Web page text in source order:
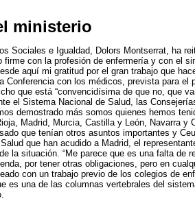
ministerio
Sociales e Igualdad, Dolors Montserrat, ha
firme con la profesión de enfermería y con el
aquí mi gratitud por el gran trabajo que
Conferencia con los médicos, prevista para
que está “convencidísima de que no, que
el Sistema Nacional de Salud, las
demostrado más somos quienes hemos
Madrid, Murcia, Castilla y León, Navarra
que tenían otros asuntos importantes y
que han acudido a Madrid, el
la situación. “Me parece que es una falta de
por tener otras obligaciones, pero en
con un trabajo previo de los colegios de
es una de las columnas vertebrales del